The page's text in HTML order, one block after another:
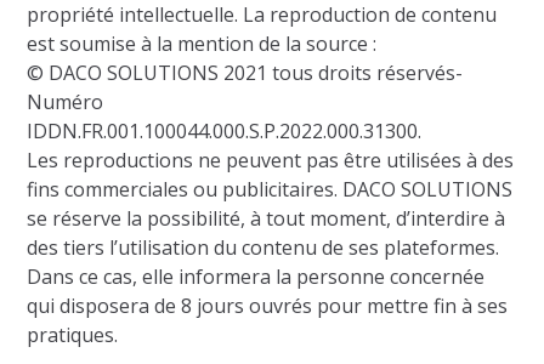
propriété intellectuelle. La reproduction de contenu
est soumise à la mention de la source :
© DACO SOLUTIONS 2021 tous droits réservés-
Numéro
IDDN.FR.001.100044.000.S.P.2022.000.31300.
Les reproductions ne peuvent pas être utilisées à des
fins commerciales ou publicitaires. DACO SOLUTIONS
se réserve la possibilité, à tout moment, d’interdire à
des tiers l’utilisation du contenu de ses plateformes.
Dans ce cas, elle informera la personne concernée
qui disposera de 8 jours ouvrés pour mettre fin à ses
pratiques.